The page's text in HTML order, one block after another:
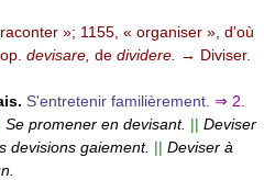
»; 1155, « organiser », d'où
devisare, de dividere.
→ Diviser.
S'entretenir familièrement. ⇒ 2.
Se promener en devisant. || Deviser
devisions gaiement. || Deviser à